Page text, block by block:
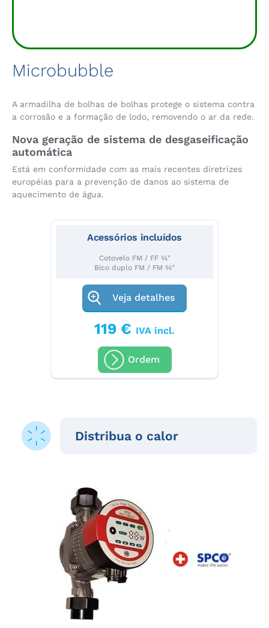
Microbubble
A armadilha de bolhas de bolhas protege o sistema contra
a corrosão e a formação de lodo, removendo o ar da rede.
Nova geração de sistema de desgaseificação
automática
Está em conformidade com as mais recentes diretrizes
européias para a prevenção de danos ao sistema de
aquecimento de água.
Acessórios incluídos
Cotovelo FM / FF ¾"
Bico duplo FM / FM ¾"
Veja detalhes
119 € IVA incl.
Ordem
Distribua o calor